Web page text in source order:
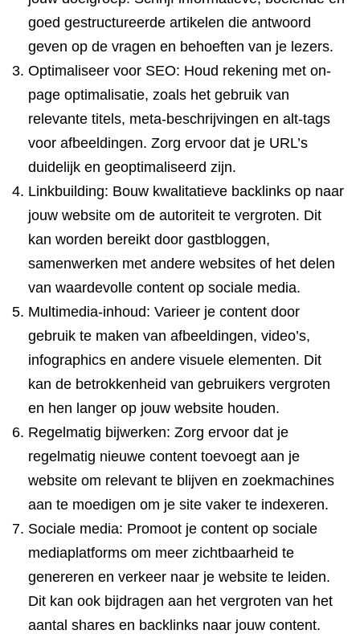
goed gestructureerde artikelen die antwoord
geven op de vragen en behoeften van je lezers.
Optimaliseer voor SEO: Houd rekening met on-
page optimalisatie, zoals het gebruik van
relevante titels, meta-beschrijvingen en alt-tags
voor afbeeldingen. Zorg ervoor dat je URL’s
duidelijk en geoptimaliseerd zijn.
Linkbuilding: Bouw kwalitatieve backlinks op naar
jouw website om de autoriteit te vergroten. Dit
kan worden bereikt door gastbloggen,
samenwerken met andere websites of het delen
van waardevolle content op sociale media.
Multimedia-inhoud: Varieer je content door
gebruik te maken van afbeeldingen, video’s,
infographics en andere visuele elementen. Dit
kan de betrokkenheid van gebruikers vergroten
en hen langer op jouw website houden.
Regelmatig bijwerken: Zorg ervoor dat je
regelmatig nieuwe content toevoegt aan je
website om relevant te blijven en zoekmachines
aan te moedigen om je site vaker te indexeren.
Sociale media: Promoot je content op sociale
mediaplatforms om meer zichtbaarheid te
genereren en verkeer naar je website te leiden.
Dit kan ook bijdragen aan het vergroten van het
aantal shares en backlinks naar jouw content.